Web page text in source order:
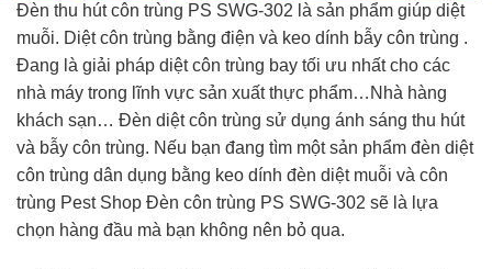
Đèn thu hút côn trùng PS SWG-302 là sản phẩm giúp diệt
muỗi. Diệt côn trùng bằng điện và keo dính bẫy côn trùng .
Đang là giải pháp diệt côn trùng bay tối ưu nhất cho các
nhà máy trong lĩnh vực sản xuất thực phẩm…Nhà hàng
khách sạn… Đèn diệt côn trùng sử dụng ánh sáng thu hút
và bẫy côn trùng. Nếu bạn đang tìm một sản phẩm đèn diệt
côn trùng dân dụng bằng keo dính đèn diệt muỗi và côn
trùng Pest Shop Đèn côn trùng PS SWG-302 sẽ là lựa
chọn hàng đầu mà bạn không nên bỏ qua.